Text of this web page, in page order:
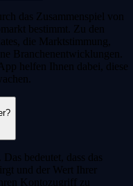
das Zusammenspiel von
bestimmt. Zu den
die Marktstimmung,
Branchenentwicklungen.
helfen Ihnen dabei, diese
bedeutet, dass das
und der Wert Ihrer
Kontozugriff zu